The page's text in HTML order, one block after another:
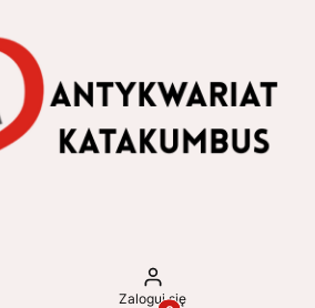
wyszukiwarkę
Zaloguj się